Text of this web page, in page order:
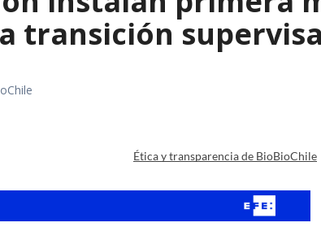
transición
Ética y transparencia de BioBioChile